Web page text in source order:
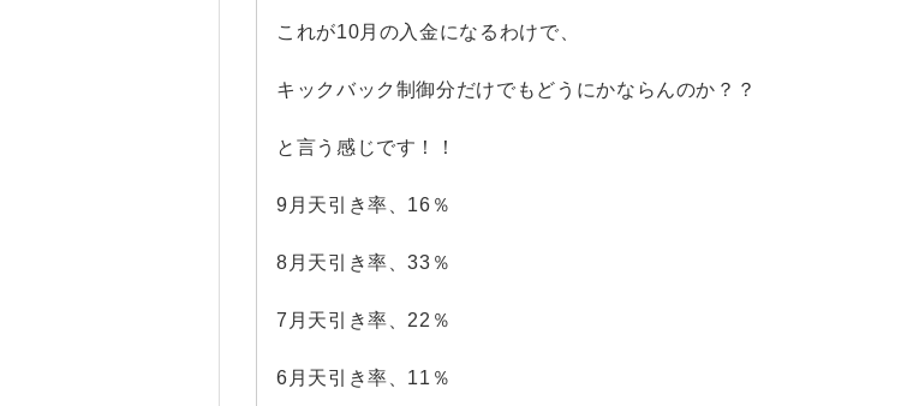
これが10月の入金になるわけで、
キックバック制御分だけでもどうにかならんのか？？
と言う感じです！！
9月天引き率、16％
8月天引き率、33％
7月天引き率、22％
6月天引き率、11％